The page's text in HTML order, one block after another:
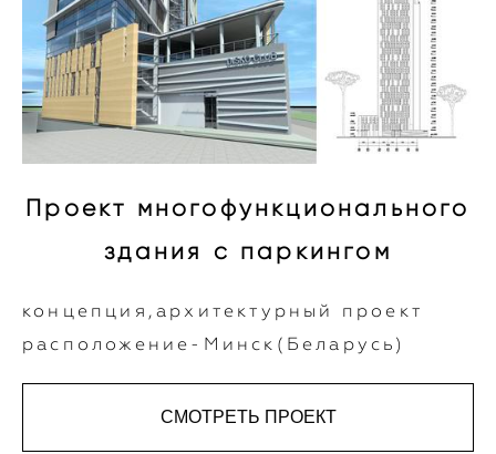
Проект многофункционального
здания с паркингом
концепция,архитектурный проект
расположение-Минск(Беларусь)
СМОТРЕТЬ ПРОЕКТ